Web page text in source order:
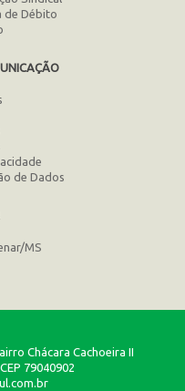
de Débito
de Dados
MS
Chácara Cachoeira II
79040902